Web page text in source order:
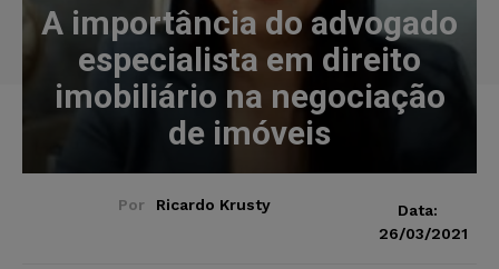
A importância do advogado
especialista em direito
imobiliário na negociação
de imóveis
Por Ricardo Krusty
Data:
26/03/2021